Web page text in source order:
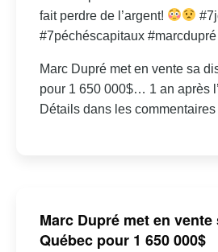
fait perdre de l’argent!
#7péchéscapitaux
Marc Dupré met en vente sa
pour 1 650 000$… 1 an après
Détails dans les commentaires
Marc Dupré met en
Québec pour 1 650 000$